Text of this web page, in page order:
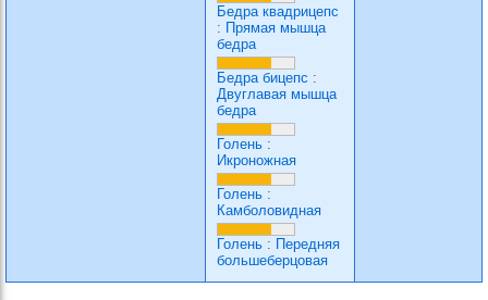
Бедра квадрицепс
: Прямая мышца
бедра
Бедра бицепс :
Двуглавая мышца
бедра
Голень :
Икроножная
Голень :
Камболовидная
Голень : Передняя
большеберцовая